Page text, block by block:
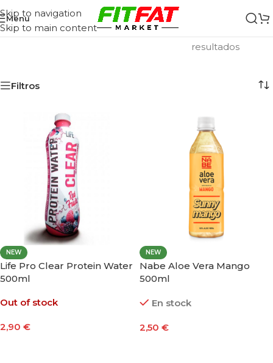
Skip to navigation
Skip to main content
Menu
Inicio/Bebidas y Refrescos
resultados
Filtros
NEW
Life Pro Clear Protein Water
500ml
Out of stock
2,90 €
NEW
Nabe Aloe Vera Mango
500ml
En stock
2,50 €